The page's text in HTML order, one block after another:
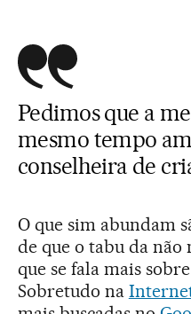
Pedimos que a
mesmo tempo
conselheira de
O que sim abundam
de que o tabu da
que se fala mais
Sobretudo na